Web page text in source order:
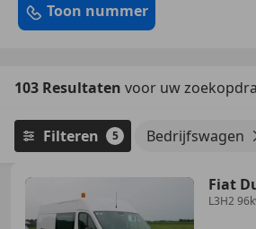
Toon nummer
103 Resultaten voor uw
Filteren 5 Bedrijfswagen
Fiat
L3H2